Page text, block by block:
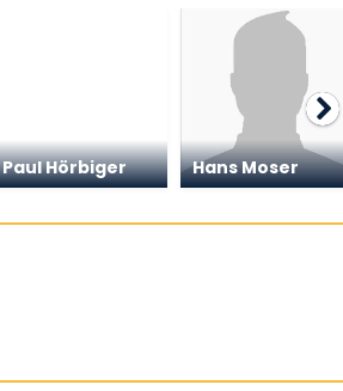
Paul Hörbiger Hans Moser